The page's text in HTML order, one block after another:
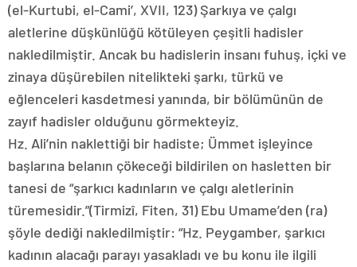
(el-Kurtubi, el-Cami’, XVII, 123) Şarkıya ve çalgı
aletlerine düşkünlüğü kötüleyen çeşitli hadisler
nakledilmiştir. Ancak bu hadislerin insanı fuhuş, içki ve
zinaya düşürebilen nitelikteki şarkı, türkü ve
eğlenceleri kasdetmesi yanında, bir bölümünün de
zayıf hadisler olduğunu görmekteyiz.
Hz. Ali’nin naklettiği bir hadiste; Ümmet işleyince
başlarına belanın çökeceği bildirilen on hasletten bir
tanesi de “şarkıcı kadınların ve çalgı aletlerinin
türemesidir.”(Tirmizî, Fiten, 31) Ebu Umame’den (ra)
şöyle dediği nakledilmiştir: “Hz. Peygamber, şarkıcı
kadının alacağı parayı yasakladı ve bu konu ile ilgili